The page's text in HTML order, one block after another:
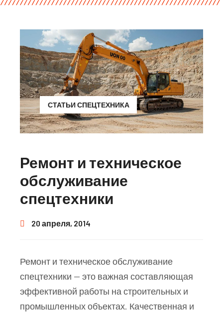
СТАТЬИ СПЕЦТЕХНИКА
Ремонт и техническое
обслуживание
спецтехники
20 апреля, 2014
Ремонт и техническое обслуживание
спецтехники — это важная составляющая
эффективной работы на строительных и
промышленных объектах. Качественная и